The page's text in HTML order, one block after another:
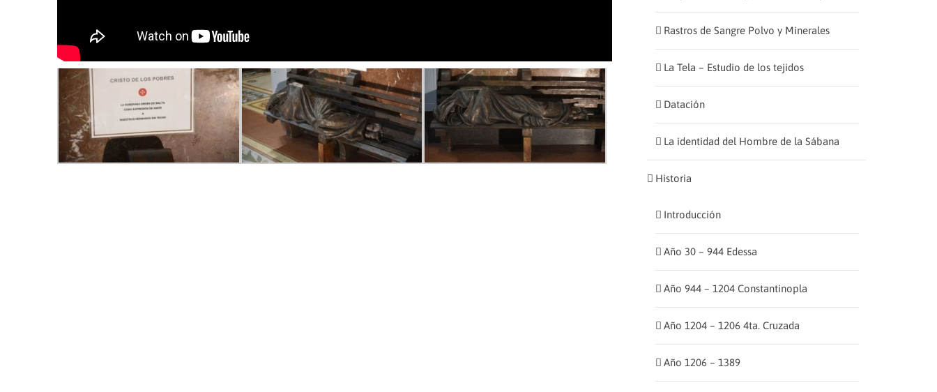
Rastros de Sangre Polvo y Minerales
La Tela – Estudio de los tejidos
Datación
La identidad del Hombre de la Sábana
Historia
Introducción
Año 30 – 944 Edessa
Año 944 – 1204 Constantinopla
Año 1204 – 1206 4ta. Cruzada
Año 1206 – 1389